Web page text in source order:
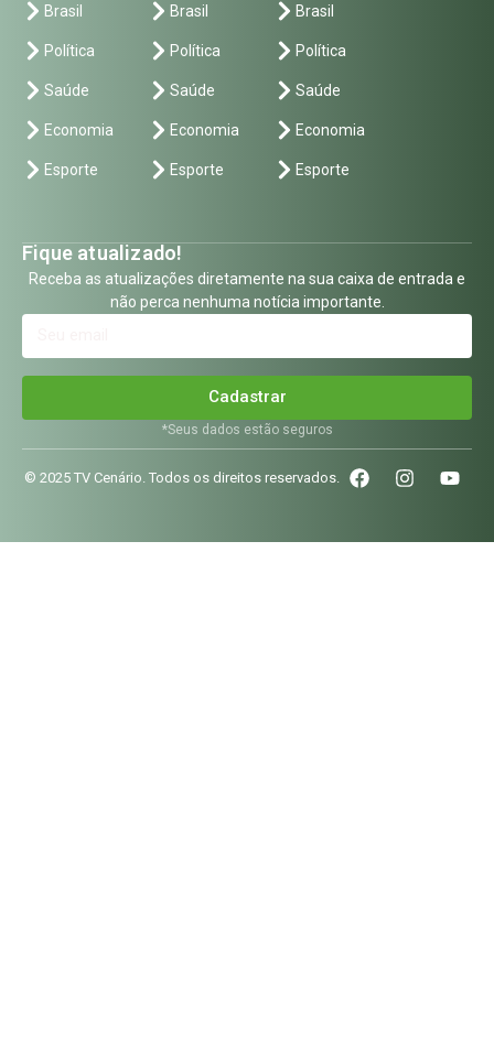
Brasil
Política
Saúde
Economia
Esporte
Brasil
Política
Saúde
Economia
Esporte
Brasil
Política
Saúde
Economia
Esporte
Fique atualizado!
Receba as atualizações diretamente na sua caixa de entrada e
não perca nenhuma notícia importante.
Cadastrar
*Seus dados estão seguros
© 2025 TV Cenário. Todos os direitos reservados.